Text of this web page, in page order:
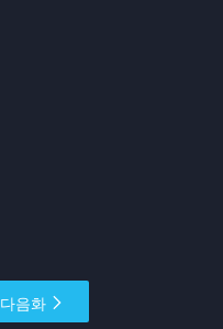
다음화